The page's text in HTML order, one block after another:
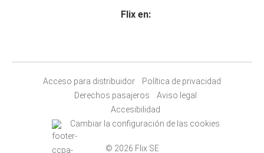
Flix en:
Acceso para distribuidor
Política de privacidad
Derechos pasajeros
Aviso legal
Accesibilidad
Cambiar la configuración de las cookies
© 2026 Flix SE